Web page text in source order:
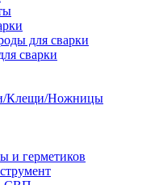
для сварки
сварки
Клещи/Ножницы
и герметиков